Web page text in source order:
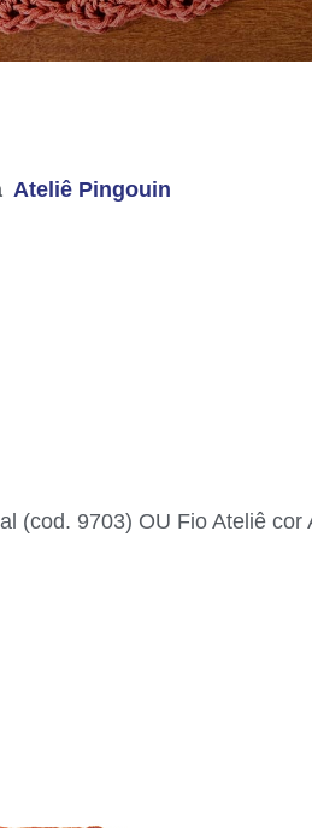
Ateliê Pingouin
(cod. 9703) OU Fio Ateliê cor